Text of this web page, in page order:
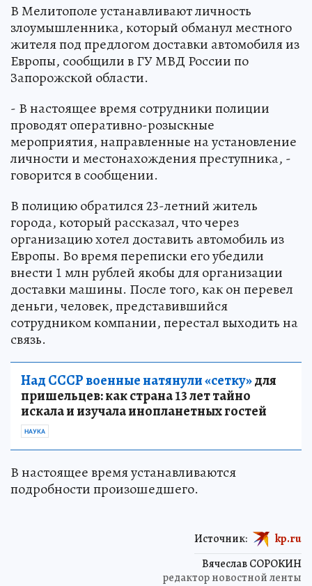
В Мелитополе устанавливают личность
злоумышленника, который обманул местного
жителя под предлогом доставки автомобиля из
Европы, сообщили в ГУ МВД России по
Запорожской области.
- В настоящее время сотрудники полиции
проводят оперативно-розыскные
мероприятия, направленные на установление
личности и местонахождения преступника, -
говорится в сообщении.
В полицию обратился 23-летний житель
города, который рассказал, что через
организацию хотел доставить автомобиль из
Европы. Во время переписки его убедили
внести 1 млн рублей якобы для организации
доставки машины. После того, как он перевел
деньги, человек, представившийся
сотрудником компании, перестал выходить на
связь.
Над СССР военные натянули «сетку»для
пришельцев: как страна 13 лет тайно
искала и изучала инопланетных гостей
НАУКА
В настоящее время устанавливаются
подробности произошедшего.
Вячеслав СОРОКИН
редактор новостной ленты
Источник: kp.ru